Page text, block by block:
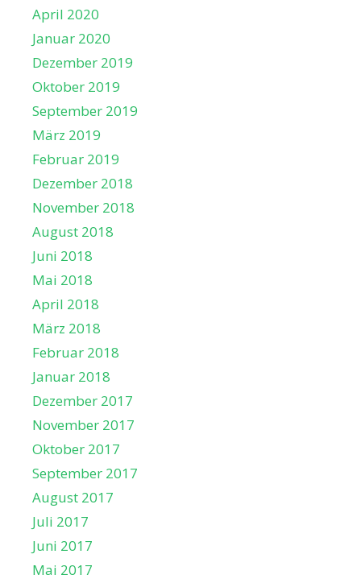
April 2020
Januar 2020
Dezember 2019
Oktober 2019
September 2019
März 2019
Februar 2019
Dezember 2018
November 2018
August 2018
Juni 2018
Mai 2018
April 2018
März 2018
Februar 2018
Januar 2018
Dezember 2017
November 2017
Oktober 2017
September 2017
August 2017
Juli 2017
Juni 2017
Mai 2017